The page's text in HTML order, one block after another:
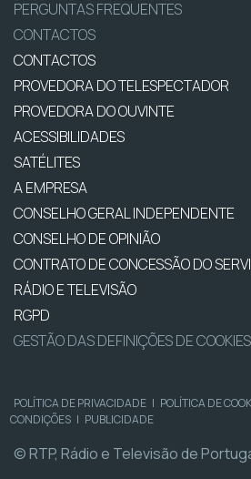
PERGUNTAS FREQUENTES
CONTACTOS
CONTACTOS
PROVEDORA DO TELESPECTADOR
PROVEDORA DO OUVINTE
ACESSIBILIDADES
SATÉLITES
A EMPRESA
CONSELHO GERAL INDEPENDENTE
CONSELHO DE OPINIÃO
CONTRATO DE CONCESSÃO DO
RÁDIO E TELEVISÃO
RGPD
GESTÃO DAS DEFINIÇÕES DE COOKIES
POLÍTICA DE PRIVACIDADE | POLÍTICA DE
CONDIÇÕES | PUBLICIDADE
© RTP, Rádio e Televisão de